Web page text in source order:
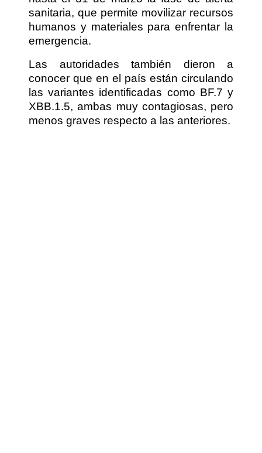
sanitaria, que permite movilizar recursos
humanos y materiales para enfrentar la
emergencia.
Las autoridades también dieron a
conocer que en el país están circulando
las variantes identificadas como BF.7 y
XBB.1.5, ambas muy contagiosas, pero
menos graves respecto a las anteriores.